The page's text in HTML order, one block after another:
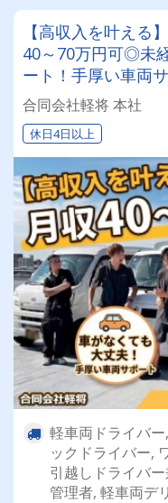
【高収入を叶える
40～70万円可◎未
ート！手厚い車両
合同会社軽将 本社
休日4日以上
軽車両ドライバ
ックドライバー,
引越しドライバ
管理者, 軽車両デ